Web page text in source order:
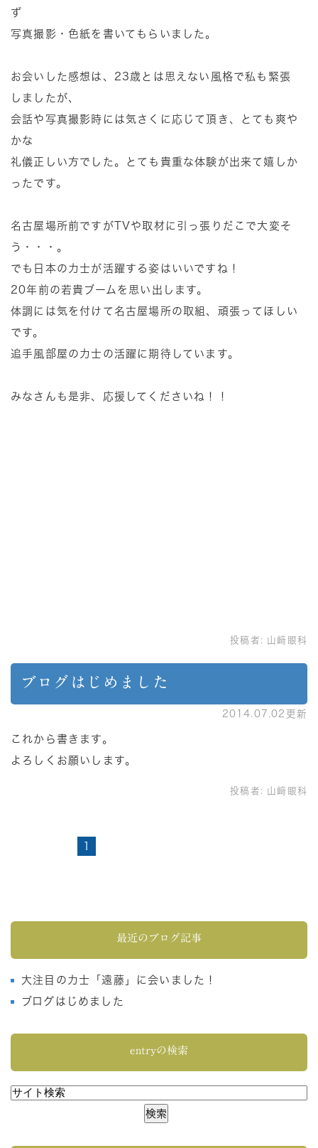
ず
写真撮影・色紙を書いてもらいました。
お会いした感想は、23歳とは思えない風格で私も緊張
しましたが、
会話や写真撮影時には気さくに応じて頂き、とても爽や
かな
礼儀正しい方でした。とても貴重な体験が出来て嬉しか
ったです。
名古屋場所前ですがTVや取材に引っ張りだこで大変そ
う・・・。
でも日本の力士が活躍する姿はいいですね！
20年前の若貴ブームを思い出します。
体調には気を付けて名古屋場所の取組、頑張ってほしい
です。
追手風部屋の力士の活躍に期待しています。
みなさんも是非、応援してくださいね！！
投稿者: 山﨑眼科
ブログはじめました
2014.07.02更新
これから書きます。
よろしくお願いします。
投稿者: 山﨑眼科
最近のブログ記事
大注目の力士「遠藤」に会いました！
ブログはじめました
entryの検索